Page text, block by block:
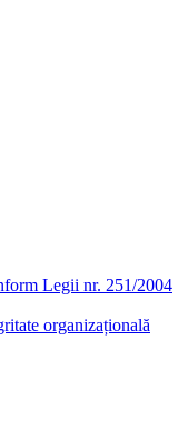
Legii nr. 251/2004
organizațională